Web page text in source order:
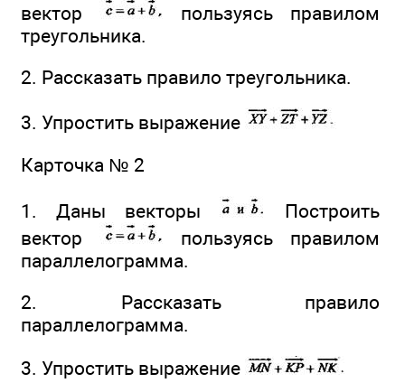
вектор
пользуясь правилом
треугольника.
2. Рассказать правило треугольника.
3. Упростить выражение
Карточка № 2
1. Даны векторы
Построить
вектор
пользуясь правилом
параллелограмма.
2. Рассказать правило
параллелограмма.
3. Упростить выражение